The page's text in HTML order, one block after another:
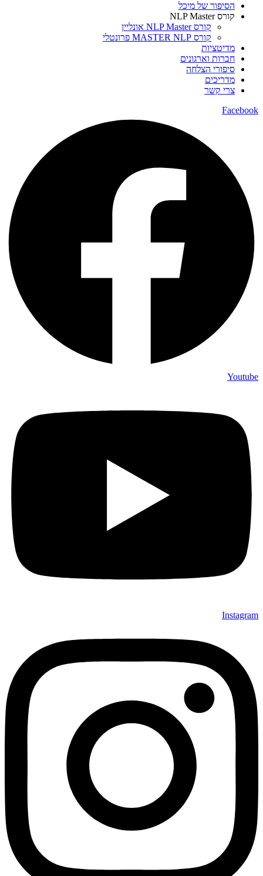
הסיפור של מיכל
קורס NLP Master
קורס NLP Master אונליין
קורס MASTER NLP פרונטלי
מדיטציות
חברות וארגונים
סיפורי הצלחה
מדריכים
צרי קשר
Facebook
Youtube
Instagram